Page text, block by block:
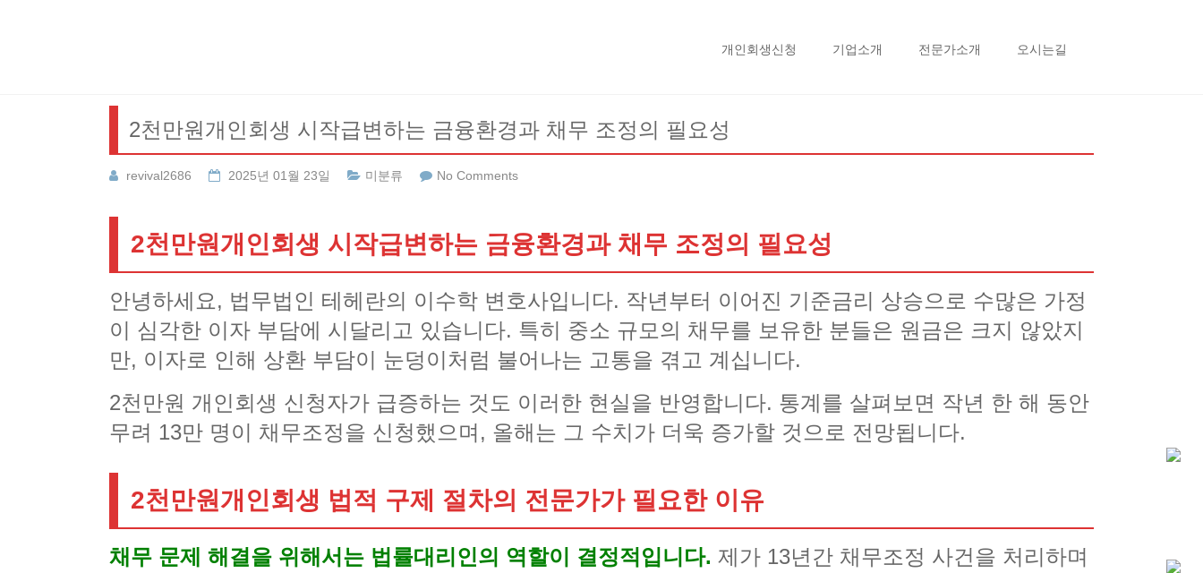
개인회생신청 기업소개 전문가소개 오시는길
2천만원개인회생 시작급변하는 금융환경과 채무 조정의 필요성
revival2686 2025년 01월 23일 미분류 No Comments
2천만원개인회생 시작급변하는 금융환경과 채무 조정의 필요성
안녕하세요, 법무법인 테헤란의 이수학 변호사입니다. 작년부터 이어진 기준금리 상승으로 수많은 가정
이 심각한 이자 부담에 시달리고 있습니다. 특히 중소 규모의 채무를 보유한 분들은 원금은 크지 않았지
만, 이자로 인해 상환 부담이 눈덩이처럼 불어나는 고통을 겪고 계십니다.
2천만원 개인회생 신청자가 급증하는 것도 이러한 현실을 반영합니다. 통계를 살펴보면 작년 한 해 동안
무려 13만 명이 채무조정을 신청했으며, 올해는 그 수치가 더욱 증가할 것으로 전망됩니다.
2천만원개인회생 법적 구제 절차의 전문가가 필요한 이유
채무 문제 해결을 위해서는 법률대리인의 역할이 결정적입니다. 제가 13년간 채무조정 사건을 처리하며